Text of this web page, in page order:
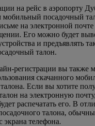
на рейс в аэропорту
посадочный
на электронной
Его можно будет
и предъявлять
талон.
регистрации вы также
скачанного
Если вы хотите
на электронную
распечатать его. В
талона,
экрана телефона.